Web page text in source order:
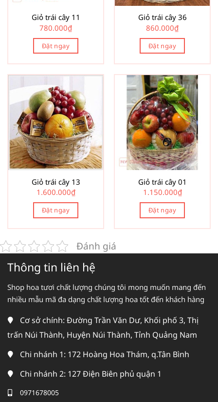
Giỏ trái cây 11
780.000₫
Đặt ngay
Giỏ trái cây 36
860.000₫
Đặt ngay
Giỏ trái cây 13
1.600.000₫
Đặt ngay
Giỏ trái cây 01
1.150.000₫
Đặt ngay
Đánh giá
Thông tin liên hệ
Shop hoa tươi chất lượng chúng tôi mong muốn mang đến
nhiều mẫu mã đa dạng chất lượng hoa tốt đến khách hàng
Cơ sở chính: Đường Trần Văn Dư, Khối phố 3, Thị
trấn Núi Thành, Huyện Núi Thành, Tỉnh Quảng Nam
Chi nhánh 1: 172 Hoàng Hoa Thám, q.Tân Bình
Chi nhánh 2: 127 Điện Biên phủ quận 1
0971678005